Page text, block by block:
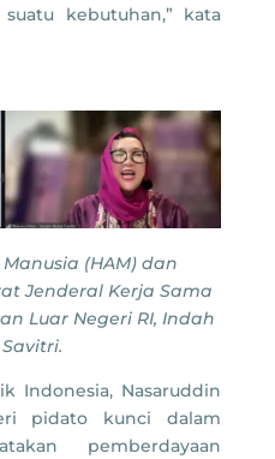
kebutuhan,” kata
(HAM) dan
Jenderal Kerja Sama
Luar Negeri RI, Indah
Indonesia, Nasaruddin
pidato kunci dalam
pemberdayaan